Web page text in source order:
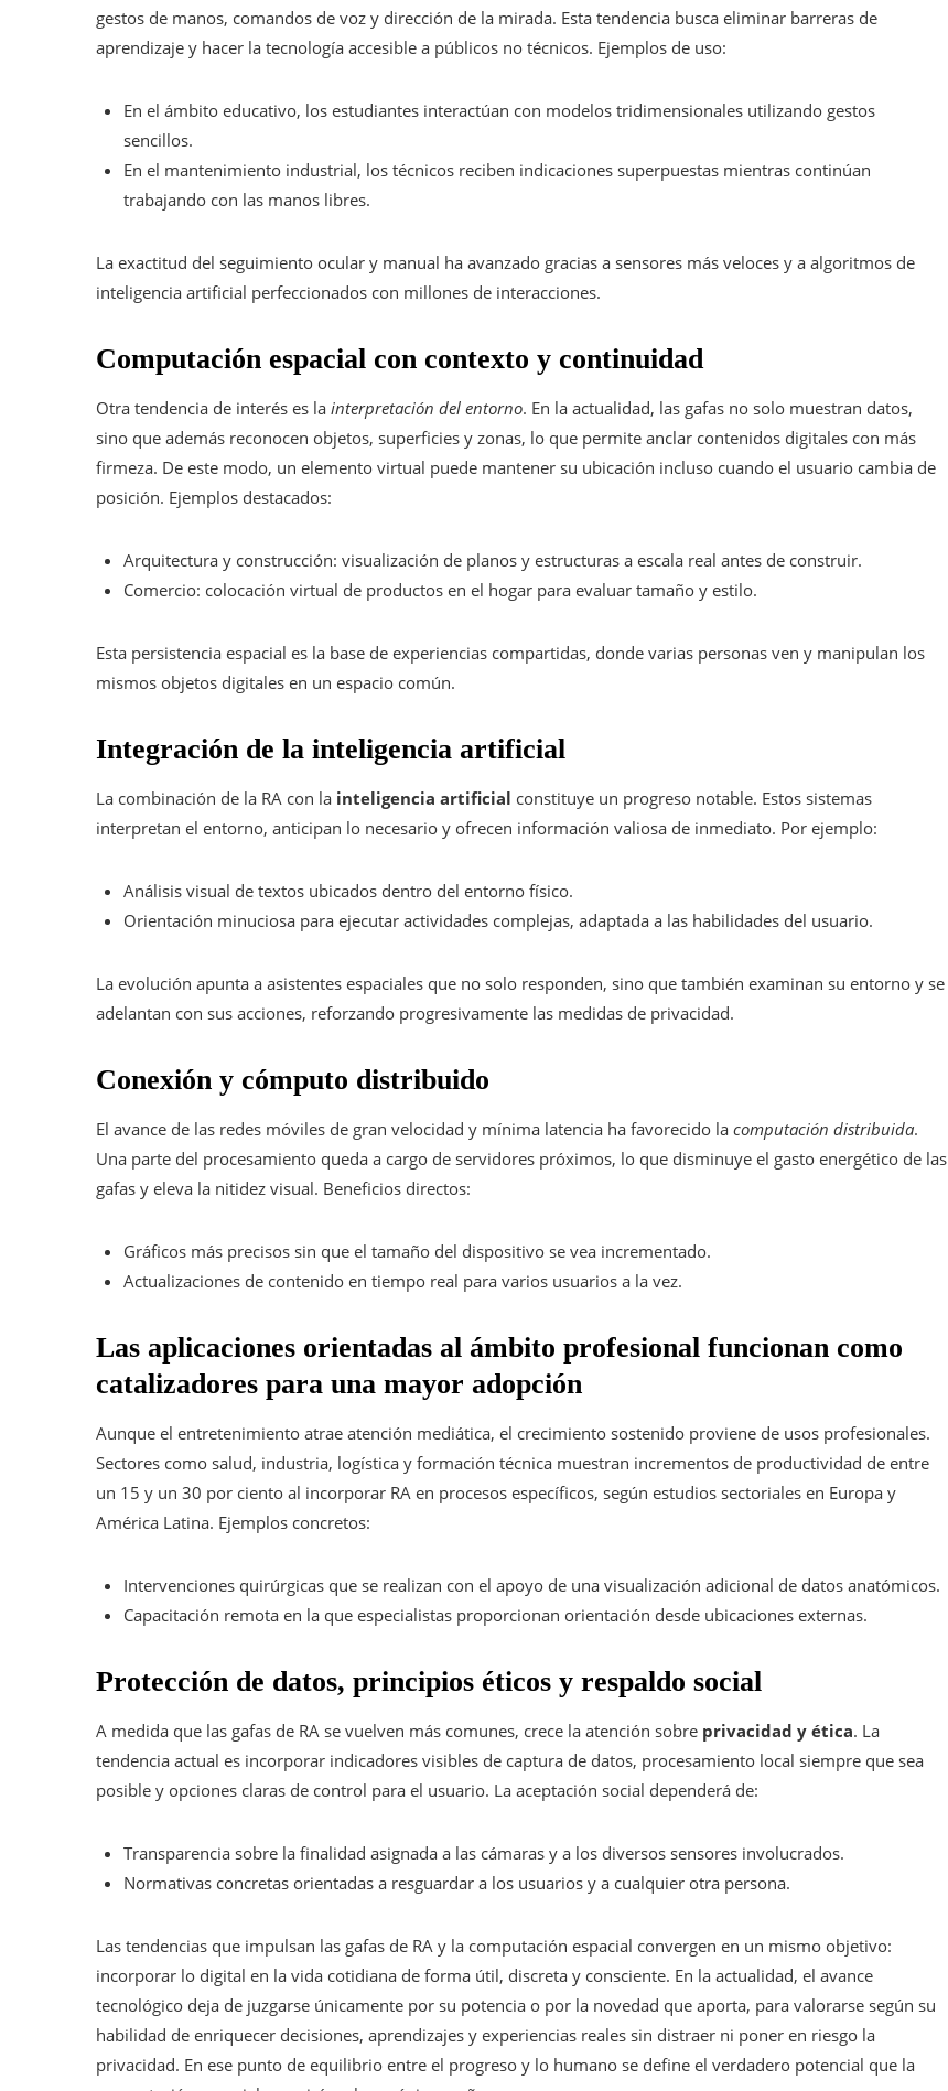
gestos de manos, comandos de voz y dirección de la mirada. Esta tendencia busca eliminar barreras de
aprendizaje y hacer la tecnología accesible a públicos no técnicos. Ejemplos de uso:
En el ámbito educativo, los estudiantes interactúan con modelos tridimensionales utilizando gestos
sencillos.
En el mantenimiento industrial, los técnicos reciben indicaciones superpuestas mientras continúan
trabajando con las manos libres.
La exactitud del seguimiento ocular y manual ha avanzado gracias a sensores más veloces y a algoritmos de
inteligencia artificial perfeccionados con millones de interacciones.
Computación espacial con contexto y continuidad
Otra tendencia de interés es la interpretación del entorno. En la actualidad, las gafas no solo muestran datos,
sino que además reconocen objetos, superficies y zonas, lo que permite anclar contenidos digitales con más
firmeza. De este modo, un elemento virtual puede mantener su ubicación incluso cuando el usuario cambia de
posición. Ejemplos destacados:
Arquitectura y construcción: visualización de planos y estructuras a escala real antes de construir.
Comercio: colocación virtual de productos en el hogar para evaluar tamaño y estilo.
Esta persistencia espacial es la base de experiencias compartidas, donde varias personas ven y manipulan los
mismos objetos digitales en un espacio común.
Integración de la inteligencia artificial
La combinación de la RA con la inteligencia artificial constituye un progreso notable. Estos sistemas
interpretan el entorno, anticipan lo necesario y ofrecen información valiosa de inmediato. Por ejemplo:
Análisis visual de textos ubicados dentro del entorno físico.
Orientación minuciosa para ejecutar actividades complejas, adaptada a las habilidades del usuario.
La evolución apunta a asistentes espaciales que no solo responden, sino que también examinan su entorno y se
adelantan con sus acciones, reforzando progresivamente las medidas de privacidad.
Conexión y cómputo distribuido
El avance de las redes móviles de gran velocidad y mínima latencia ha favorecido la computación distribuida.
Una parte del procesamiento queda a cargo de servidores próximos, lo que disminuye el gasto energético de las
gafas y eleva la nitidez visual. Beneficios directos:
Gráficos más precisos sin que el tamaño del dispositivo se vea incrementado.
Actualizaciones de contenido en tiempo real para varios usuarios a la vez.
Las aplicaciones orientadas al ámbito profesional funcionan como
catalizadores para una mayor adopción
Aunque el entretenimiento atrae atención mediática, el crecimiento sostenido proviene de usos profesionales.
Sectores como salud, industria, logística y formación técnica muestran incrementos de productividad de entre
un 15 y un 30 por ciento al incorporar RA en procesos específicos, según estudios sectoriales en Europa y
América Latina. Ejemplos concretos:
Intervenciones quirúrgicas que se realizan con el apoyo de una visualización adicional de datos anatómicos.
Capacitación remota en la que especialistas proporcionan orientación desde ubicaciones externas.
Protección de datos, principios éticos y respaldo social
A medida que las gafas de RA se vuelven más comunes, crece la atención sobre privacidad y ética. La
tendencia actual es incorporar indicadores visibles de captura de datos, procesamiento local siempre que sea
posible y opciones claras de control para el usuario. La aceptación social dependerá de:
Transparencia sobre la finalidad asignada a las cámaras y a los diversos sensores involucrados.
Normativas concretas orientadas a resguardar a los usuarios y a cualquier otra persona.
Las tendencias que impulsan las gafas de RA y la computación espacial convergen en un mismo objetivo:
incorporar lo digital en la vida cotidiana de forma útil, discreta y consciente. En la actualidad, el avance
tecnológico deja de juzgarse únicamente por su potencia o por la novedad que aporta, para valorarse según su
habilidad de enriquecer decisiones, aprendizajes y experiencias reales sin distraer ni poner en riesgo la
privacidad. En ese punto de equilibrio entre el progreso y lo humano se define el verdadero potencial que la